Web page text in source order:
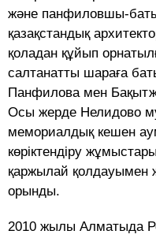
және панфиловшы-
қазақстандық
қоладан құйып
салтанатты шараға
Панфилова мен
Осы жерде Нелидово
мемориалдық кешен
көріктендіру
қаржылай қолдауымен
орынды.
2010 жылы Алматыда